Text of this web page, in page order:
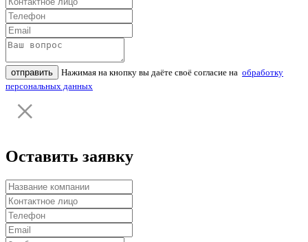
отправить Нажимая на кнопку вы даёте своё согласие на обработку
персональных данных
Оставить заявку